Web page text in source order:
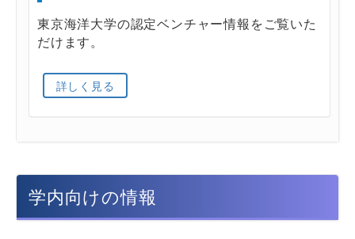
東京海洋大学の認定ベンチャー情報をご覧いた
だけます。
詳しく見る
学内向けの情報